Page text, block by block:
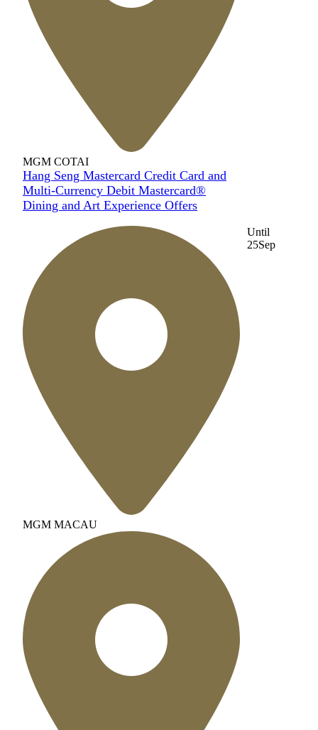
MGM COTAI
Hang Seng Mastercard Credit Card and
Multi-Currency Debit Mastercard®
Dining and Art Experience Offers
MGM MACAU
Until
25Sep